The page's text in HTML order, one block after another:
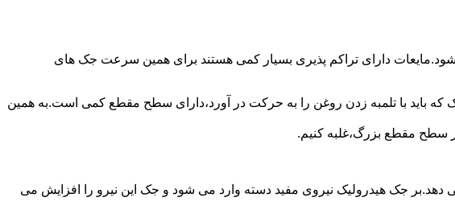
دارای تراکم پذیری بسیار کمی هستند برای همین سرعت جک های
با تلمبه زدن روغن را به حرکت در آورد،دارای سطح مقطع کمی است.به همین
سطح مقطع بزرگ،غلبه کنیم.
جک هیدرولیک نیروی مفید دسته وارد می شود و جک این نیرو را افزایش می